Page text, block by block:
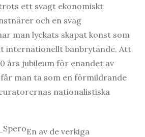
ett svagt ekonomiskt
och en svag
man lyckats skapat konst som
internationellt banbrytande. Att
års jubileum för enandet av
man ta som en förmildrande
nationalistiska
En av de verkiga